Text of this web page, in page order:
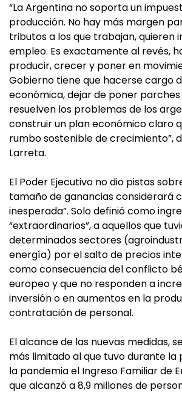
“La Argentina no soporta un
producción. No hay más margen
tributos a los que trabajan, quieren
empleo. Es exactamente al revés,
producir, crecer y poner en
Gobierno tiene que hacerse cargo
económica, dejar de poner parches
resuelven los problemas de los
construir un plan económico claro
rumbo sostenible de crecimiento”,
Larreta.
El Poder Ejecutivo no dio pistas
tamaño de ganancias considerará
inesperada”. Solo definió como
“extraordinarios”, a aquellos que
determinados sectores
energía) por el salto de precios
como consecuencia del conflicto
europeo y que no responden a
inversión o en aumentos en la
contratación de personal.
El alcance de las nuevas medidas,
más limitado al que tuvo durante
la pandemia el Ingreso Familiar de
que alcanzó a 8,9 millones de